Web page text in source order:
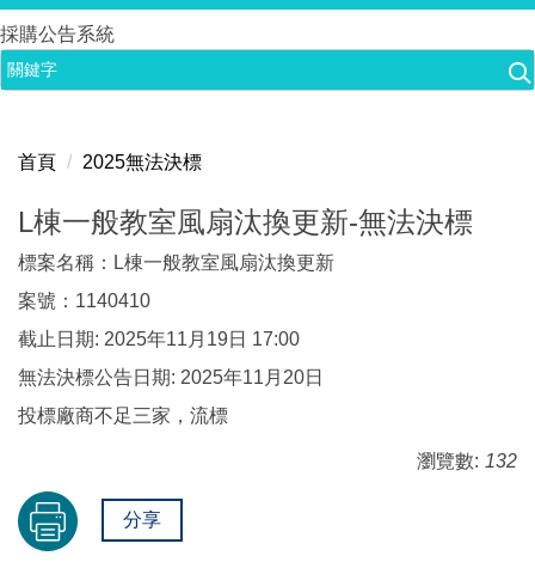
跳
到
主
容
採購公告系統
首頁 2025無法決標
L棟一般教室風扇汰換更新-無法決標
標案名稱：L棟一般教室風扇汰換更新
案號：1140410
截止日期: 2025年11月19日 17:00
無法決標公告日期: 2025年11月20日
投標廠商不足三家，流標
瀏覽數: 132
分享